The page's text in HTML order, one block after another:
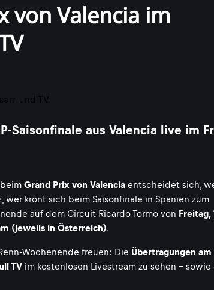
von Valencia im
Saisonfinale aus Valencia live im
Grand Prix von Valencia entscheidet sich,
krönt sich beim Saisonfinale in Spanien zum
auf dem Circuit Ricardo Tormo von Freitag,
(jeweils in Österreich).
Wochenende freuen: Die Übertragungen am
TV im kostenlosen Livestream zu sehen - sowie